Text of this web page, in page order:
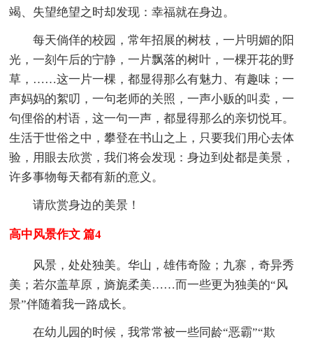
竭、失望绝望之时却发现：幸福就在身边。
每天倘佯的校园，常年招展的树枝，一片明媚的阳
光，一刻午后的宁静，一片飘落的树叶，一棵开花的野
草，……这一片一棵，都显得那么有魅力、有趣味；一
声妈妈的絮叨，一句老师的关照，一声小贩的叫卖，一
句俚俗的村语，这一句一声，都显得那么的亲切悦耳。
生活于世俗之中，攀登在书山之上，只要我们用心去体
验，用眼去欣赏，我们将会发现：身边到处都是美景，
许多事物每天都有新的意义。
请欣赏身边的美景！
高中风景作文 篇4
风景，处处独美。华山，雄伟奇险；九寨，奇异秀
美；若尔盖草原，旖旎柔美……而一些更为独美的“风
景”伴随着我一路成长。
在幼儿园的时候，我常常被一些同龄“恶霸”“欺